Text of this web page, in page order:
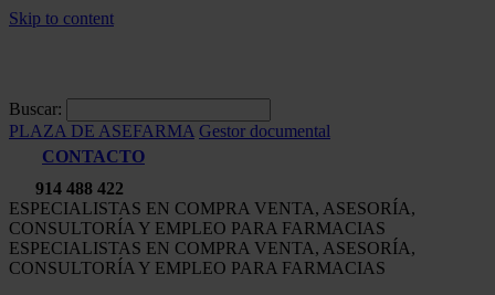
Skip to content
Buscar:
PLAZA DE ASEFARMA Gestor documental
CONTACTO
914 488 422
ESPECIALISTAS EN COMPRA VENTA, ASESORÍA,
CONSULTORÍA Y EMPLEO PARA FARMACIAS
ESPECIALISTAS EN COMPRA VENTA, ASESORÍA,
CONSULTORÍA Y EMPLEO PARA FARMACIAS